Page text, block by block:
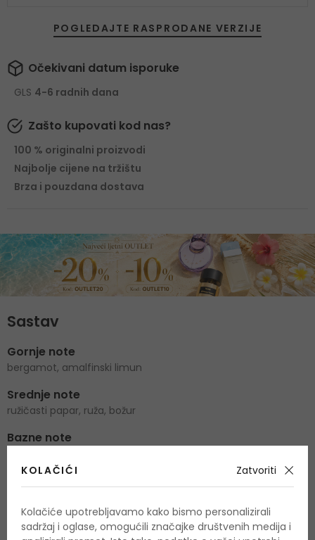
POGLEDAJTE RASPRODANE VERZIJE
Očekivani datum isporuke
GLS 4-6 radnih dana
Zašto kupovati kod nas?
100 % originalni proizvodi
Najbolje cijene na tržištu
Brza i pouzdana dostava
Sastav
Gornje note
bergamot, amalfinski limun
Srednje note
ružičasti papar, ruža, božur
Bazne note
O proizvodu
KOLAČIĆI Zatvoriti
Kolačiće upotrebljavamo kako bismo personalizirali
sadržaj i oglase, omogućili značajke društvenih medija i